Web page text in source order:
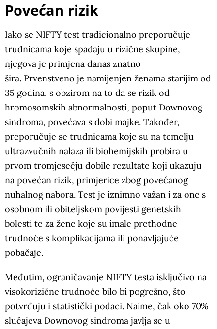
Povećan rizik
Iako se NIFTY test tradicionalno preporučuje
trudnicama koje spadaju u rizične skupine,
njegova je primjena danas znatno
šira. Prvenstveno je namijenjen ženama starijim od
35 godina, s obzirom na to da se rizik od
hromosomskih abnormalnosti, poput Downovog
sindroma, povećava s dobi majke. Također,
preporučuje se trudnicama koje su na temelju
ultrazvučnih nalaza ili biohemijskih probira u
prvom tromjesečju dobile rezultate koji ukazuju
na povećan rizik, primjerice zbog povećanog
nuhalnog nabora. Test je iznimno važan i za one s
osobnom ili obiteljskom povijesti genetskih
bolesti te za žene koje su imale prethodne
trudnoće s komplikacijama ili ponavljajuće
pobačaje.
Međutim, ograničavanje NIFTY testa isključivo na
visokorizične trudnoće bilo bi pogrešno, što
potvrđuju i statistički podaci. Naime, čak oko 70%
slučajeva Downovog sindroma javlja se u